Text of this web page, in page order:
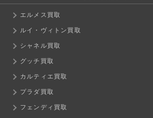
エルメス買取
ルイ・ヴィトン買取
シャネル買取
グッチ買取
カルティエ買取
プラダ買取
フェンディ買取